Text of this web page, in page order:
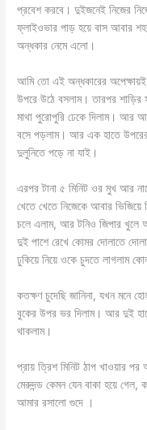
প্রবেশ করবে। দুইজনেই নিজের
ফ্লাইওভার পাড় হয়ে বাস আবার
অন্ধকার নেমে এলো।
আমি তো এই অন্ধকারের
উপরে উঠে বসলাম। তারপর শাড়ির
মাথা পুরোপুরি ঢেকে দিলাম। আর
বসে পড়লাম। আর এক হাতে উপরের
দুলুনিতে পড়ে না যাই।
এরপর টানা ৫ মিনিট ওর মুখ আর
খেতে খেতে নিজেকে আবার ভিজিয়ে
চলে এলাম, আর টনিও জিপার খুলে
দুই পাশে রেখে কোমর দোলাতে
ঢুকিয়ে নিয়ে ওকে চুদতে লাগলাম
কতক্ষণ চুদেছি জানিনা, যখন মনে
বুকের উপর ভর দিলাম। আর দুই
থাকলাম।
প্রায় ত্রিশ মিনিট ঠাপ খাওয়ার
মেরুদন্ড কেমন যেন বাকা হয়ে
আমার রসালো গুদে ।